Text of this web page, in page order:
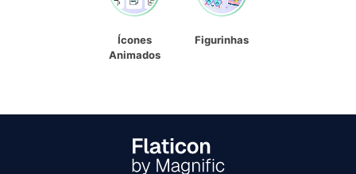
Ícones
Animados
Figurinhas